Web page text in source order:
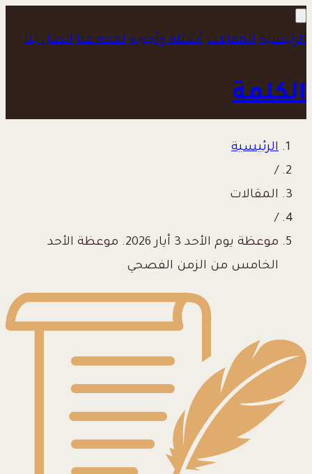
الرئيسية المقالات أسئلة وأجوبة لمحة عنا اتصل بنا
الكلمة
الرئيسية
/
المقالات
/
موعظة يوم الأحد 3 أيار 2026. موعظة الأحد
الخامس من الزمن الفصحي